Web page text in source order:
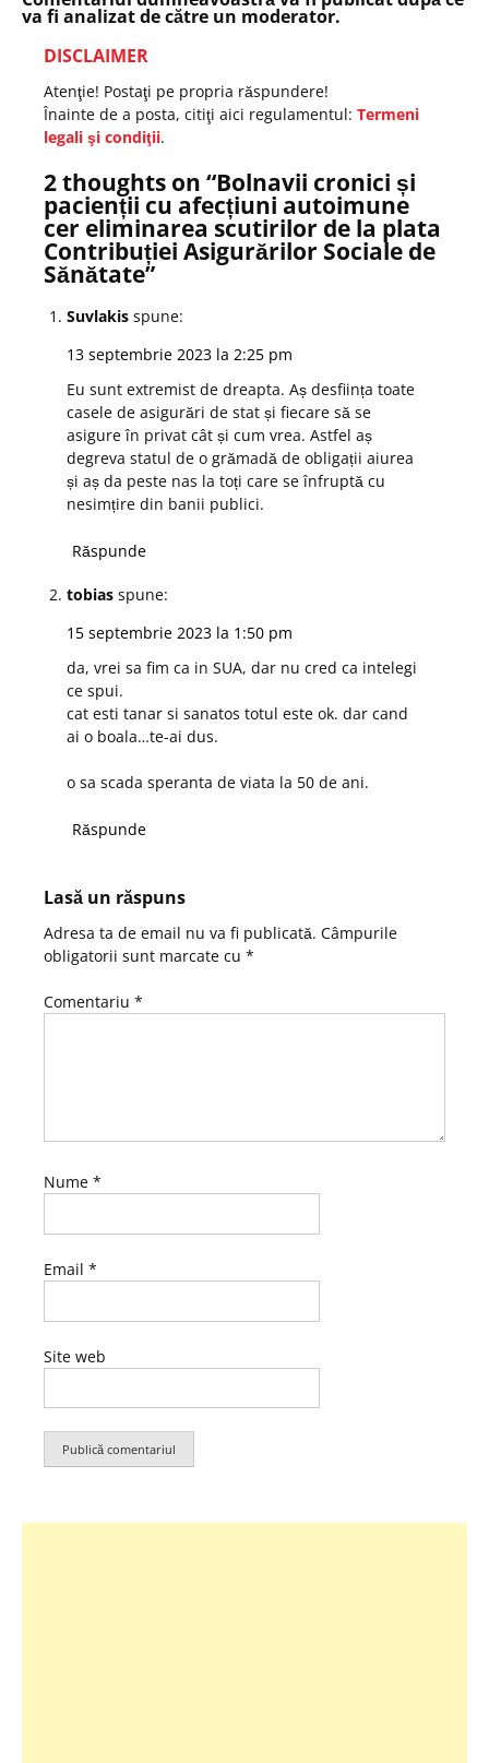
va fi analizat de către un moderator.
DISCLAIMER
Atenţie! Postaţi pe propria răspundere!
Înainte de a posta, citiţi aici regulamentul: Termeni
legali şi condiţii.
2 thoughts on “Bolnavii cronici și
pacienții cu afecțiuni autoimune
cer eliminarea scutirilor de la plata
Contribuției Asigurărilor Sociale de
Sănătate”
Suvlakis spune:
13 septembrie 2023 la 2:25 pm
Eu sunt extremist de dreapta. Aș desființa toate
casele de asigurări de stat și fiecare să se
asigure în privat cât și cum vrea. Astfel aș
degreva statul de o grămadă de obligații aiurea
și aș da peste nas la toți care se înfruptă cu
nesimțire din banii publici.
Răspunde
tobias spune:
15 septembrie 2023 la 1:50 pm
da, vrei sa fim ca in SUA, dar nu cred ca intelegi
ce spui.
cat esti tanar si sanatos totul este ok. dar cand
ai o boala…te-ai dus.
o sa scada speranta de viata la 50 de ani.
Răspunde
Lasă un răspuns
Adresa ta de email nu va fi publicată. Câmpurile
obligatorii sunt marcate cu *
Comentariu *
Nume *
Email *
Site web